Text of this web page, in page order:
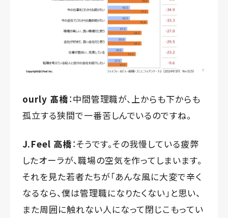
ourly 髙橋：中間管理職が、上からも下からも
孤立する狭間で一番苦しんでいるのですね。
J.Feel 高橋：そうです。その我慢している疲弊
したオーラが、職場の空気を作ってしまいます。
それを見た若者たちが「あんな風に大変で辛く
なるなら、僕は管理職になりたくない」と思い、
また周囲に触れない人になって閉じこもってい